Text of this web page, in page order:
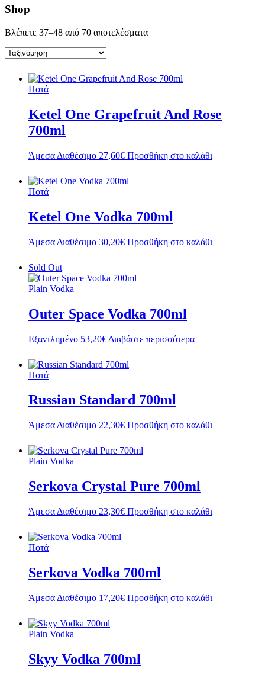
Shop
Βλέπετε 37–48 από 70 αποτελέσματα
Ποτά
Ketel One Grapefruit And Rose
700ml
Άμεσα Διαθέσιμο 27,60€ Προσθήκη στο καλάθι
Ποτά
Ketel One Vodka 700ml
Άμεσα Διαθέσιμο 30,20€ Προσθήκη στο καλάθι
Sold Out
Plain Vodka
Outer Space Vodka 700ml
Εξαντλημένο 53,20€ Διαβάστε περισσότερα
Ποτά
Russian Standard 700ml
Άμεσα Διαθέσιμο 22,30€ Προσθήκη στο καλάθι
Plain Vodka
Serkova Crystal Pure 700ml
Άμεσα Διαθέσιμο 23,30€ Προσθήκη στο καλάθι
Ποτά
Serkova Vodka 700ml
Άμεσα Διαθέσιμο 17,20€ Προσθήκη στο καλάθι
Plain Vodka
Skyy Vodka 700ml